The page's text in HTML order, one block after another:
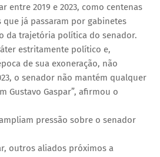
entre 2019 e 2023, como centenas
já passaram por gabinetes
da trajetória política do senador.
estritamente político e,
de sua exoneração, não
o senador não mantém qualquer
Gustavo Gaspar”, afirmou o
pressão sobre o senador
outros aliados próximos a